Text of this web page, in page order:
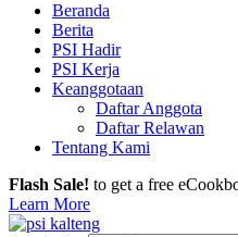
Beranda
Berita
PSI Hadir
PSI Kerja
Keanggotaan
Daftar Anggota
Daftar Relawan
Tentang Kami
Flash Sale! to get a free
Learn More